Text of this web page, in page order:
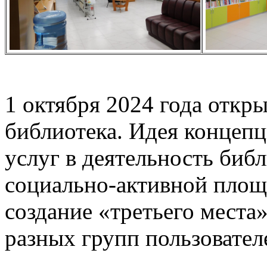
1 октября 2024 года
библиотека. Идея
услуг в деятельность
социально-активной
создание «третьего
разных групп